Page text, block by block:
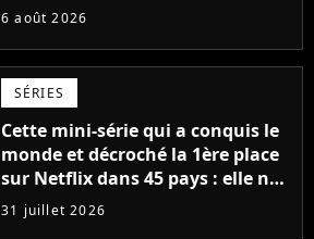
meilleurs des années 2010
6 août 2026
SÉRIES
Cette mini-série qui a conquis le
monde et décroché la 1ère place
sur Netflix dans 45 pays : elle ne
compte que 10 épisodes et c'est
un phénomène mondial
31 juillet 2026